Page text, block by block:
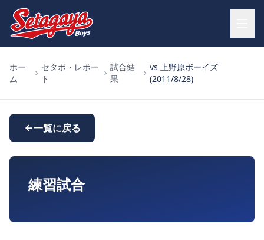
ホー
ム
セタボ・レポー
ト
試合結
果
vs 上野原ボーイズ
(2011/8/28)
一覧に戻る
練習試合